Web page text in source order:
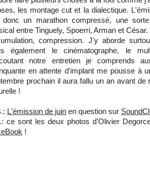
les montage cut et la dialectique.
donc un marathon compressé, une
entre Tinguely, Spoerri, Arman et
compression. J'y aborde
également le cinématographe, le
notre entretien je comprends
en attente d'implant me pousse à
prochain il aura fallu un an avant de
!
L'émission de juin en question sur
ce sont les deux photos d'Olivier
!